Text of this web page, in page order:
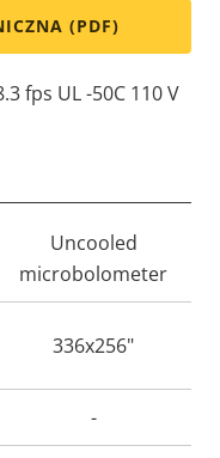
(PDF)
fps UL -50C 110 V
Uncooled
microbolometer
336x256"
-